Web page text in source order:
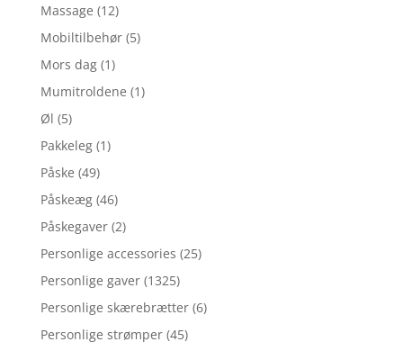
Massage (12)
Mobiltilbehør (5)
Mors dag (1)
Mumitroldene (1)
Øl (5)
Pakkeleg (1)
Påske (49)
Påskeæg (46)
Påskegaver (2)
Personlige accessories (25)
Personlige gaver (1325)
Personlige skærebrætter (6)
Personlige strømper (45)